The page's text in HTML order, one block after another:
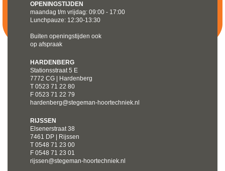
OPENINGSTIJDEN
maandag t/m vrijdag: 09:00 - 17:00
Lunchpauze: 12:30-13:30
Buiten openingstijden ook
op afspraak
HARDENBERG
Stationsstraat 5 E
7772 CG | Hardenberg
T 0523 71 22 80
F 0523 71 22 79
hardenberg@stegeman-hoortechniek.nl
RIJSSEN
Elsenerstraat 38
7461 DP | Rijssen
T 0548 71 23 00
F 0548 71 23 01
rijssen@stegeman-hoortechniek.nl